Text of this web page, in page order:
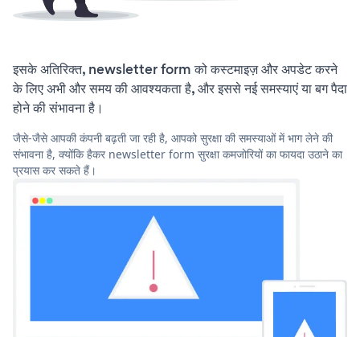
इसके अतिरिक्त, newsletter form को कस्टमाइज़ और अपडेट करने
के लिए अभी और समय की आवश्यकता है, और इससे नई समस्याएं या बग पैदा
होने की संभावना है।
जैसे-जैसे आपकी कंपनी बढ़ती जा रही है, आपको सुरक्षा की समस्याओं में भाग लेने की
संभावना है, क्योंकि हैकर newsletter form सुरक्षा कमजोरियों का फायदा उठाने का
प्रयास कर सकते हैं।